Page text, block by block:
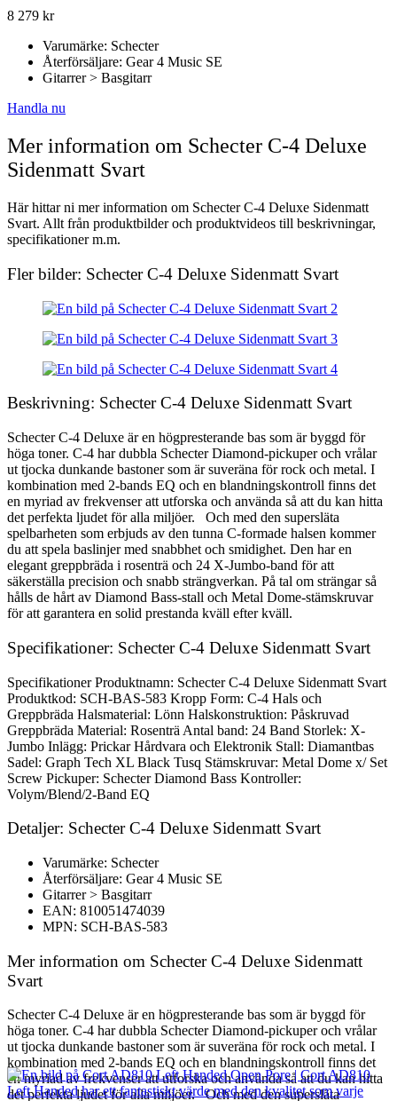
8 279 kr
Varumärke: Schecter
Återförsäljare: Gear 4 Music SE
Gitarrer > Basgitarr
Handla nu
Mer information om Schecter C-4 Deluxe
Sidenmatt Svart
Här hittar ni mer information om Schecter C-4 Deluxe Sidenmatt
Svart. Allt från produktbilder och produktvideos till beskrivningar,
specifikationer m.m.
Fler bilder: Schecter C-4 Deluxe Sidenmatt Svart
Beskrivning: Schecter C-4 Deluxe Sidenmatt Svart
Schecter C-4 Deluxe är en högpresterande bas som är byggd för
höga toner. C-4 har dubbla Schecter Diamond-pickuper och vrålar
ut tjocka dunkande bastoner som är suveräna för rock och metal. I
kombination med 2-bands EQ och en blandningskontroll finns det
en myriad av frekvenser att utforska och använda så att du kan hitta
det perfekta ljudet för alla miljöer. Och med den supersläta
spelbarheten som erbjuds av den tunna C-formade halsen kommer
du att spela baslinjer med snabbhet och smidighet. Den har en
elegant greppbräda i rosenträ och 24 X-Jumbo-band för att
säkerställa precision och snabb strängverkan. På tal om strängar så
hålls de hårt av Diamond Bass-stall och Metal Dome-stämskruvar
för att garantera en solid prestanda kväll efter kväll.
Specifikationer: Schecter C-4 Deluxe Sidenmatt Svart
Specifikationer Produktnamn: Schecter C-4 Deluxe Sidenmatt Svart
Produktkod: SCH-BAS-583 Kropp Form: C-4 Hals och
Greppbräda Halsmaterial: Lönn Halskonstruktion: Påskruvad
Greppbräda Material: Rosenträ Antal band: 24 Band Storlek: X-
Jumbo Inlägg: Prickar Hårdvara och Elektronik Stall: Diamantbas
Sadel: Graph Tech XL Black Tusq Stämskruvar: Metal Dome x/ Set
Screw Pickuper: Schecter Diamond Bass Kontroller:
Volym/Blend/2-Band EQ
Detaljer: Schecter C-4 Deluxe Sidenmatt Svart
Varumärke: Schecter
Återförsäljare: Gear 4 Music SE
Gitarrer > Basgitarr
EAN: 810051474039
MPN: SCH-BAS-583
Mer information om Schecter C-4 Deluxe Sidenmatt
Svart
Schecter C-4 Deluxe är en högpresterande bas som är byggd för
höga toner. C-4 har dubbla Schecter Diamond-pickuper och vrålar
ut tjocka dunkande bastoner som är suveräna för rock och metal. I
kombination med 2-bands EQ och en blandningskontroll finns det
en myriad av frekvenser att utforska och använda så att du kan hitta
det perfekta ljudet för alla miljöer. Och med den supersläta